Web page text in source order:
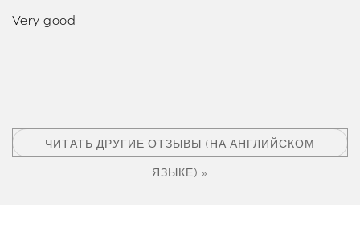
Very good
ЧИТАТЬ ДРУГИЕ ОТЗЫВЫ (НА АНГЛИЙСКОМ
ЯЗЫКЕ) »